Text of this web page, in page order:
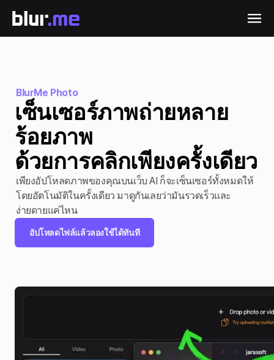
BlurMe Photo
เซ็นเซอร์ภาพถ่ายหลาย
ร้อยภาพ
ด้วยการคลิกเพียงครั้งเดียว
เพียงอัปโหลดภาพของคุณบนเว็บ AI ก็จะเซ็นเซอร์ทั้งหมดให้
โดยอัตโนมัติในครั้งเดียว มาดูกันเลยว่ามันรวดเร็วและ
ง่ายดายแค่ไหน
อัปโหลดไฟล์แล้วลองใช้ได้ทันที